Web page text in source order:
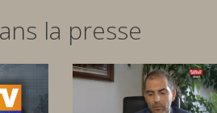
la presse